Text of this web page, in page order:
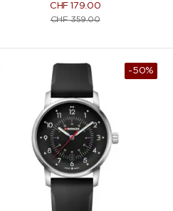
CHF179.00
CHF359.00
-50%